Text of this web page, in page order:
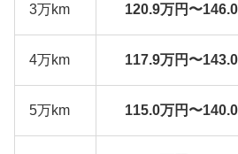
3万km 120.9万円〜
4万km 117.9万円〜
5万km 115.0万円〜